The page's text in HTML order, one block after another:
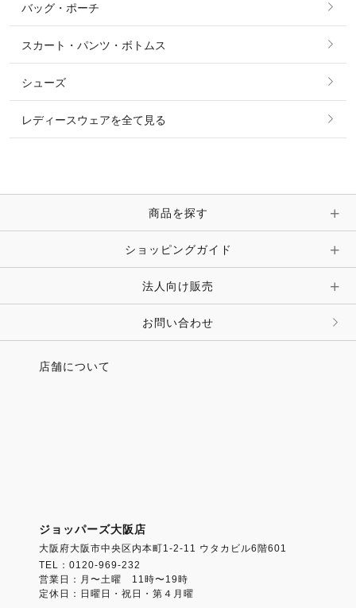
シャツ・ブラウス・ワンピース
ソックス
ベルト
マフラー・スカーフ・ストール・スヌード
時計・財布・キーケース・革小物
キーホルダー・チャーム・ストラップ
すべてのアクセサリー
リング
ピアス・イヤリング
ピン・ブローチ・コサージュ
その他 アクセサリー
バッグ・ポーチ
スカート・パンツ・ボトムス
シューズ
レディースウェアを全て見る
商品を探す
ショッピングガイド
法人向け販売
お問い合わせ
店舗について
ジョッパーズ大阪店
大阪府大阪市中央区内本町1-2-11 ウタカビル6階601
TEL：0120-969-232
営業日：月〜土曜 11時〜19時
定休日：日曜日・祝日・第４月曜